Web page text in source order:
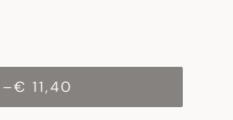
–€ 11,40